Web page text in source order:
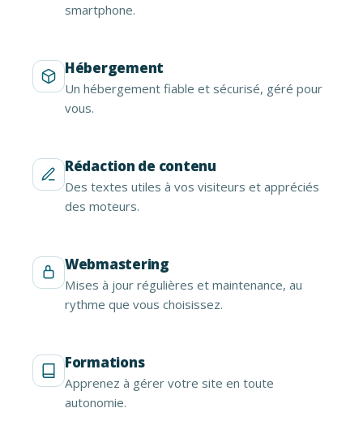
smartphone.
Hébergement
Un hébergement fiable et sécurisé, géré pour
vous.
Rédaction de contenu
Des textes utiles à vos visiteurs et appréciés
des moteurs.
Webmastering
Mises à jour régulières et maintenance, au
rythme que vous choisissez.
Formations
Apprenez à gérer votre site en toute
autonomie.